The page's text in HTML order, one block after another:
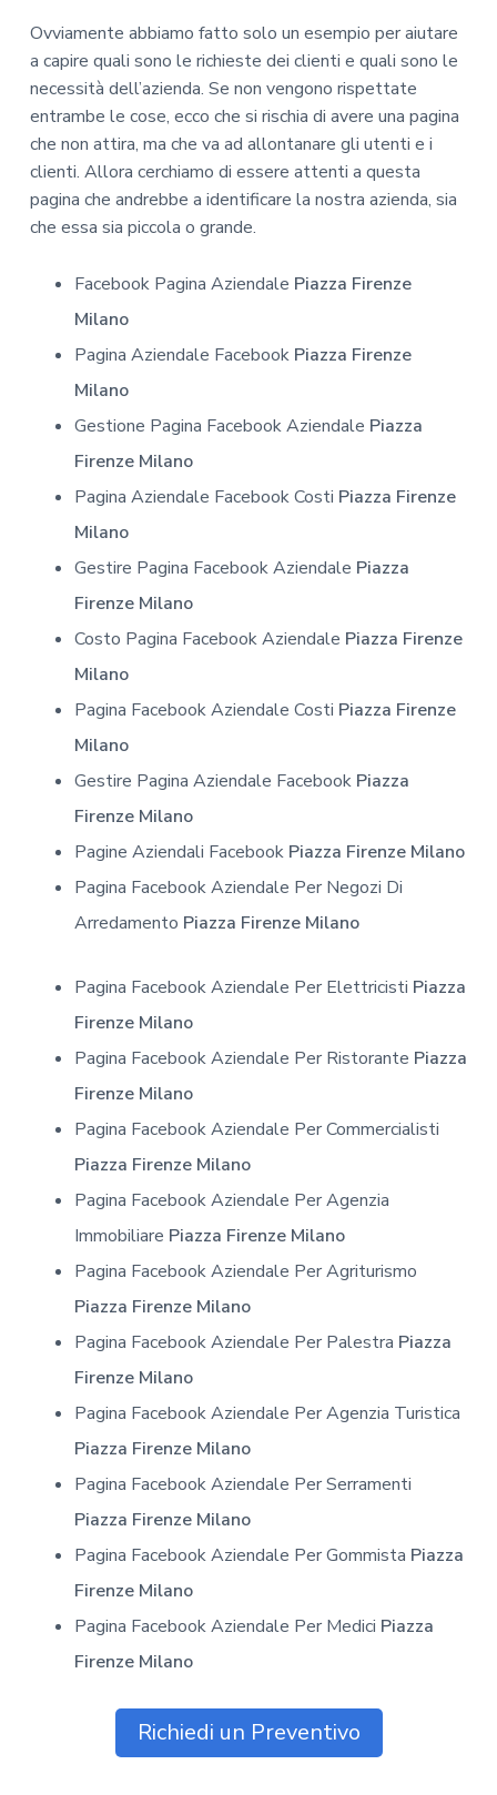
Ovviamente abbiamo fatto solo un esempio per aiutare
a capire quali sono le richieste dei clienti e quali sono le
necessità dell’azienda. Se non vengono rispettate
entrambe le cose, ecco che si rischia di avere una pagina
che non attira, ma che va ad allontanare gli utenti e i
clienti. Allora cerchiamo di essere attenti a questa
pagina che andrebbe a identificare la nostra azienda, sia
che essa sia piccola o grande.
Facebook Pagina Aziendale Piazza Firenze
Milano
Pagina Aziendale Facebook Piazza Firenze
Milano
Gestione Pagina Facebook Aziendale Piazza
Firenze Milano
Pagina Aziendale Facebook Costi Piazza Firenze
Milano
Gestire Pagina Facebook Aziendale Piazza
Firenze Milano
Costo Pagina Facebook Aziendale Piazza Firenze
Milano
Pagina Facebook Aziendale Costi Piazza Firenze
Milano
Gestire Pagina Aziendale Facebook Piazza
Firenze Milano
Pagine Aziendali Facebook Piazza Firenze Milano
Pagina Facebook Aziendale Per Negozi Di
Arredamento Piazza Firenze Milano
Pagina Facebook Aziendale Per Elettricisti Piazza
Firenze Milano
Pagina Facebook Aziendale Per Ristorante Piazza
Firenze Milano
Pagina Facebook Aziendale Per Commercialisti
Piazza Firenze Milano
Pagina Facebook Aziendale Per Agenzia
Immobiliare Piazza Firenze Milano
Pagina Facebook Aziendale Per Agriturismo
Piazza Firenze Milano
Pagina Facebook Aziendale Per Palestra Piazza
Firenze Milano
Pagina Facebook Aziendale Per Agenzia Turistica
Piazza Firenze Milano
Pagina Facebook Aziendale Per Serramenti
Piazza Firenze Milano
Pagina Facebook Aziendale Per Gommista Piazza
Firenze Milano
Pagina Facebook Aziendale Per Medici Piazza
Firenze Milano
Richiedi un Preventivo